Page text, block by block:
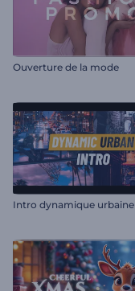
Ouverture de la mode
Intro dynamique urbaine